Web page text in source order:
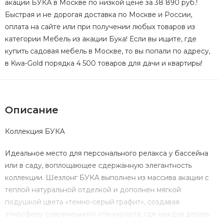
акации БУКА в Москве по низкой цене за 38 890 руб.!
Быстрая и не дорогая доставка по Москве и России,
оплата на сайте или при получении любых товаров из
категории Мебель из акации Бука! Если вы ищите, где
купить садовая мебель в Москве, то вы попали по адресу,
в Kwa-Gold порядка 4 500 товаров для дачи и квартиры!
Описание
Коллекция БУКА
Идеальное место для персонального релакса у бассейна
или в саду, воплощающее сдержанную элегантность
коллекции. Шезлонг БУКА выполнен из массива акации с
теплой натуральной отделкой и дополнен мягкой
подушкой цвета «темно-серый графит», создавая
атмосферу современного спа-курорта, где каждая деталь